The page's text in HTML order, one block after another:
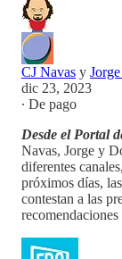
CJ Navas y
dic 23, 2023
∙ De pago
Desde el Portal
Navas, Jorge y
diferentes
próximos días,
contestan a las
recomendaciones